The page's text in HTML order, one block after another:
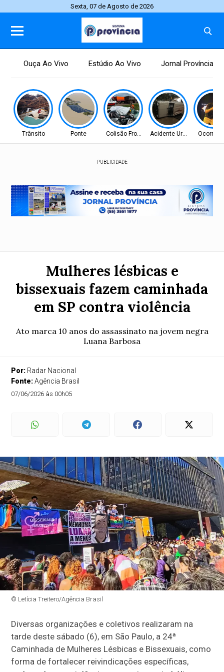
Sexta, 07 de Agosto de 2026
Ouça Ao Vivo Estúdio Ao Vivo Jornal Província
Trânsito Ponte Colisão Frontal Acidente Urbano
PUBLICIDADE
Mulheres lésbicas e
bissexuais fazem caminhada
em SP contra violência
Ato marca 10 anos do assassinato na jovem negra
Luana Barbosa
Por: Radar Nacional
Fonte:Agência Brasil
07/06/2026 às 00h05
© Letícia Treitero/Agência Brasil
Diversas organizações e coletivos realizaram na
tarde deste sábado (6), em São Paulo, a 24ª
Caminhada de Mulheres Lésbicas e Bissexuais, como
forma de fortalecer reivindicações específicas,